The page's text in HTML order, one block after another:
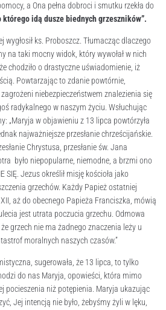
a Ona pełna dobroci i smutku rzekła do
którego idą dusze biednych grzeszników”.
wygłosił ks. Proboszcz. Tłumacząc dlaczego
na taki mocny widok, który wywołał w nich
chodziło o drastyczne uświadomienie, iż
Powtarzając to zdanie powtórnie,
niebezpieczeństwem znalezienia się
radykalnego w naszym życiu. Wsłuchując
„Maryja w objawieniu z 13 lipca powtórzyła
najważniejsze przesłanie chrześcijańskie.
Chrystusa, przesłanie św. Jana
było niepopularne, niemodne, a brzmi ono
SIĘ. Jezus określił misję kościoła jako
grzechów. Każdy Papież ostatniej
aż do obecnego Papieża Franciszka, mówią
jest utrata poczucia grzechu. Odmowa
grzech nie ma żadnego znaczenia leży u
moralnych naszych czasów.”
sugerowała, że 13 lipca, to tylko
do nas Maryja, opowieści, która mimo
pocieszenia niż potępienia. Maryja ukazując
Jej intencją nie było, żebyśmy żyli w lęku,